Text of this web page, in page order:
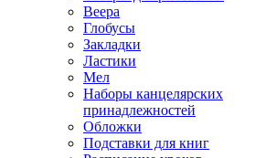
Веера
Глобусы
Закладки
Ластики
Мел
Наборы канцелярских
принадлежностей
Обложки
Подставки для книг